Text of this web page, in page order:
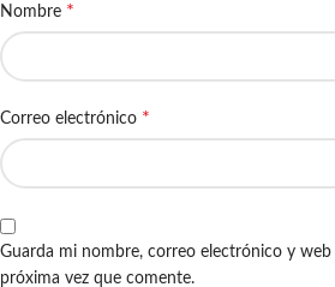
Nombre *
Correo electrónico *
Guarda mi nombre, correo electrónico y web
próxima vez que comente.